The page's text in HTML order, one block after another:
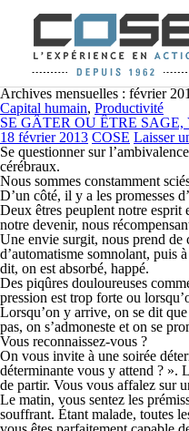
Archives mensuelles : février
Capital humain, Productivité
SE GÂTER OU ÊTRE
18 février 2013 COSE Laisser
Se questionner sur
cérébraux.
Nous sommes constamment
D’un côté, il y a les promesses
Deux êtres peuplent notre esprit
notre devenir, nous
Une envie surgit, nous prend de
d’automatisme somnolant, puis
dit, on est absorbé, happé.
Des piqûres douloureuses
pression est trop forte ou
Lorsqu’on y arrive, on se dit
pas, on s’admoneste et on se
Vous reconnaissez-vous ?
On vous invite à une soirée
déterminante vous y attend ? ».
de partir. Vous vous affalez sur
Le matin, vous sentez les
souffrant. Étant malade, toutes